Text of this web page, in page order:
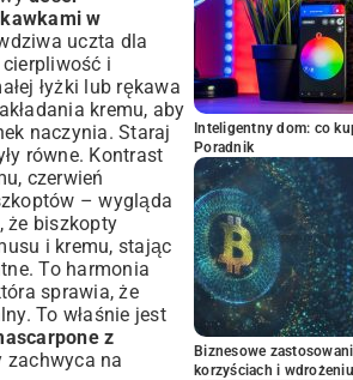
w
uczta dla
i
łyżki lub rękawa
kremu, aby
naczynia. Staraj
równe. Kontrast
czerwień
– wygląda
że biszkopty
i kremu, stając
To harmonia
sprawia, że
To właśnie jest
z
zachwyca na
Inteligentny dom: co
Poradnik
Biznesowe
korzyściach i wdrożeniu